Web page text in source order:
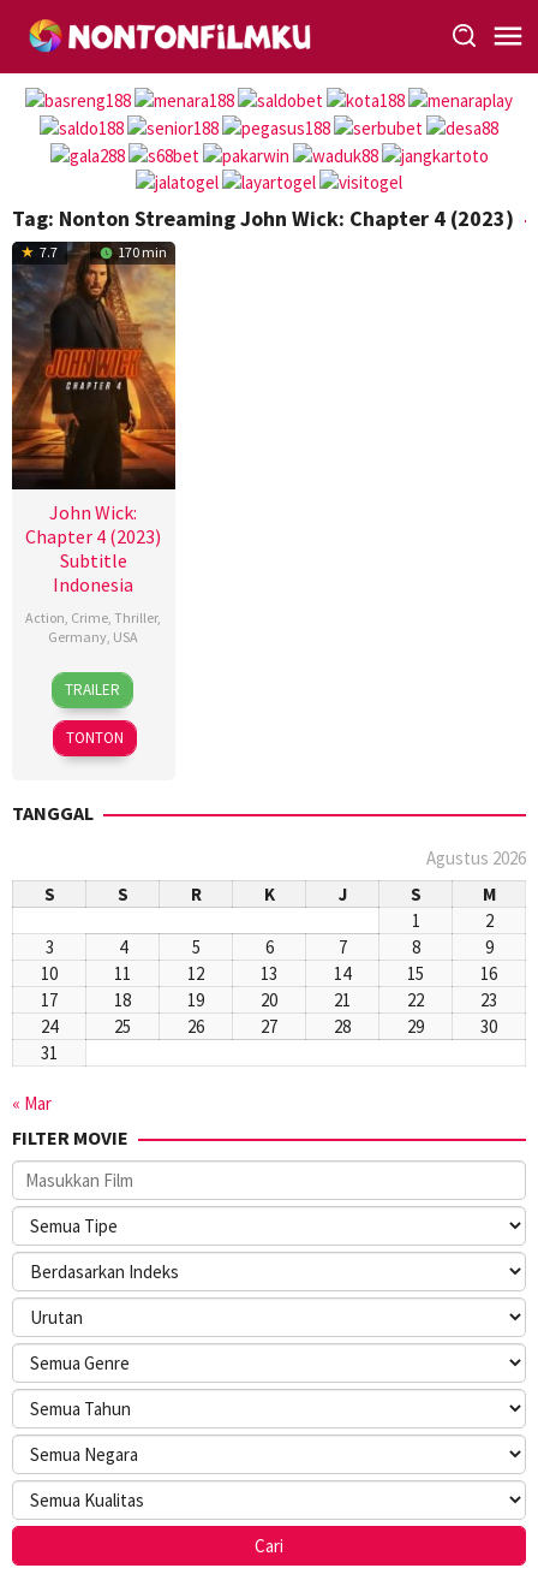
Tag: Nonton Streaming John Wick: Chapter 4 (2023)
7.7 170 min
John Wick:
Chapter 4 (2023)
Subtitle
Indonesia
Action, Crime,Thriller,
Germany, USA
22
Mar
2023
Jeremy
Marks
TRAILER
TONTON
TANGGAL
Agustus 2026
S
S R K J S
M
1
2
3
4 5 6 7 8
9
10
11 12 13 14 15
16
17
18 19 20 21 22
23
24
25 26 27 28 29
30
31
« Mar
FILTER MOVIE